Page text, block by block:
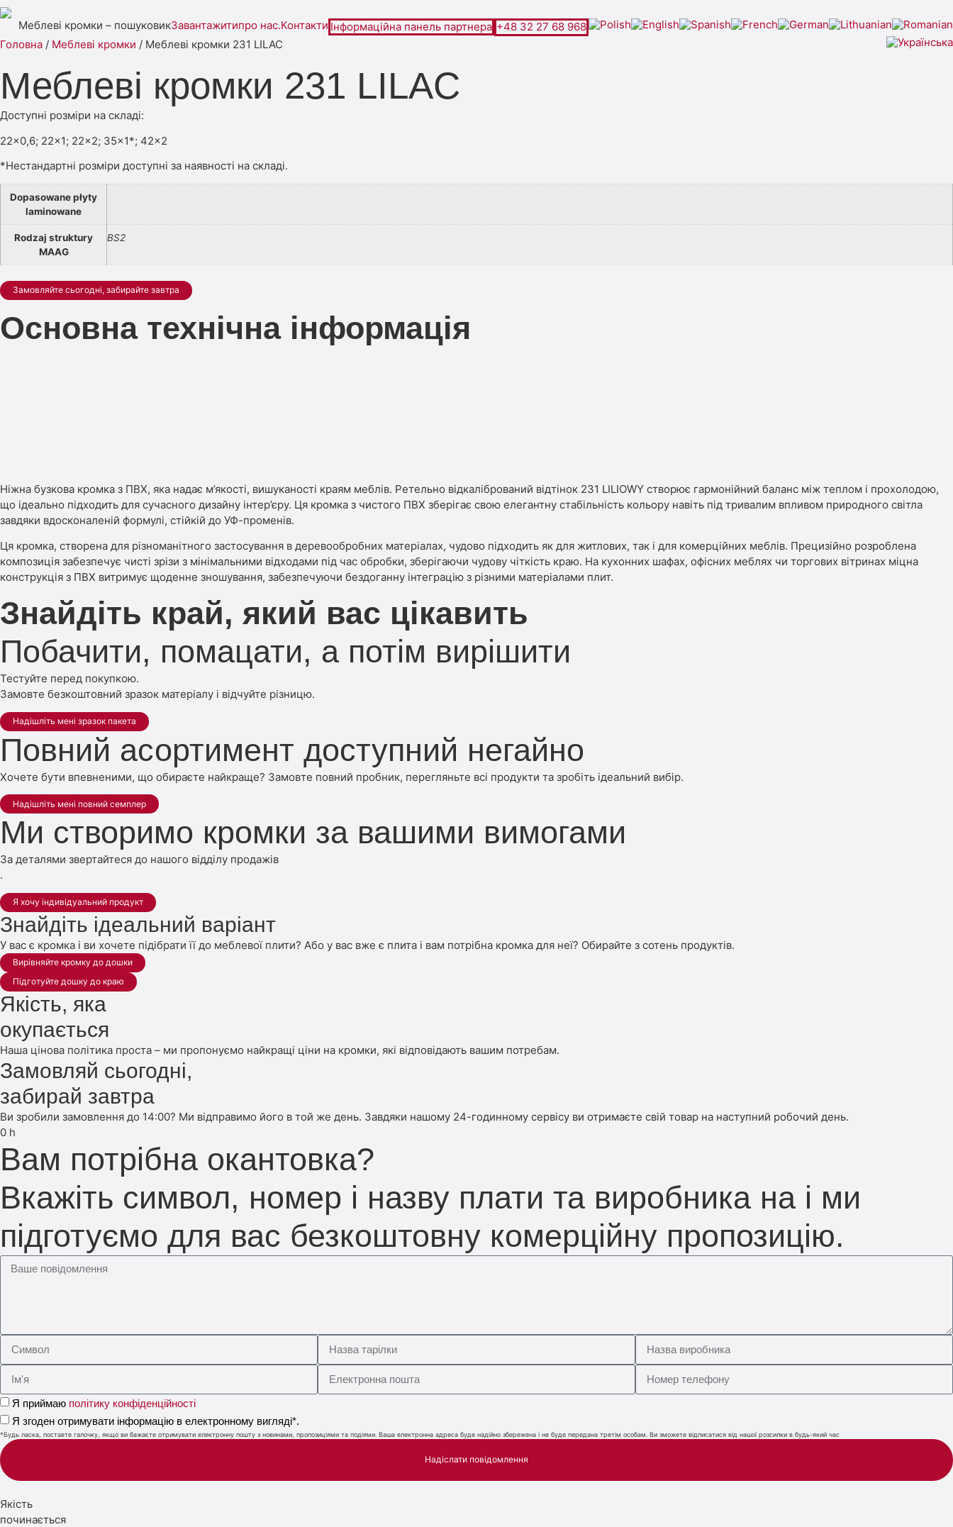
Меблеві кромки – пошуковикЗавантажитипро нас.Контакти Інформаційна панель партнера +48 32 27 68 968
Головна / Меблеві кромки / Меблеві кромки 231 LILAC
Меблеві кромки 231 LILAC
Доступні розміри на складі:
22×0,6; 22×1; 22×2; 35×1*; 42×2
*Нестандартні розміри доступні за наявності на складі.
Dopasowane płyty
laminowane
Rodzaj struktury
MAAG
BS2
Замовляйте сьогодні, забирайте завтра
Основна технічна інформація
Ніжна бузкова кромка з ПВХ, яка надає м’якості, вишуканості краям меблів. Ретельно відкалібрований відтінок 231 LILIOWY створює гармонійний баланс між теплом і прохолодою,
що ідеально підходить для сучасного дизайну інтер’єру. Ця кромка з чистого ПВХ зберігає свою елегантну стабільність кольору навіть під тривалим впливом природного світла
завдяки вдосконаленій формулі, стійкій до УФ-променів.
Ця кромка, створена для різноманітного застосування в деревообробних матеріалах, чудово підходить як для житлових, так і для комерційних меблів. Прецизійно розроблена
композиція забезпечує чисті зрізи з мінімальними відходами під час обробки, зберігаючи чудову чіткість краю. На кухонних шафах, офісних меблях чи торгових вітринах міцна
конструкція з ПВХ витримує щоденне зношування, забезпечуючи бездоганну інтеграцію з різними матеріалами плит.
Знайдіть край, який вас цікавить
Побачити, помацати, а потім вирішити
Тестуйте перед покупкою.
Замовте безкоштовний зразок матеріалу і відчуйте різницю.
Надішліть мені зразок пакета
Повний асортимент доступний негайно
Хочете бути впевненими, що обираєте найкраще? Замовте повний пробник, перегляньте всі продукти та зробіть ідеальний вибір.
Надішліть мені повний семплер
Ми створимо кромки за вашими вимогами
За деталями звертайтеся до нашого відділу продажів
.
Я хочу індивідуальний продукт
Знайдіть ідеальний варіант
У вас є кромка і ви хочете підібрати її до меблевої плити? Або у вас вже є плита і вам потрібна кромка для неї? Обирайте з сотень продуктів.
Вирівняйте кромку до дошки
Підготуйте дошку до краю
Якість, яка
окупається
Наша цінова політика проста – ми пропонуємо найкращі ціни на кромки, які відповідають вашим потребам.
Замовляй сьогодні,
забирай завтра
Ви зробили замовлення до 14:00? Ми відправимо його в той же день. Завдяки нашому 24-годинному сервісу ви отримаєте свій товар на наступний робочий день.
0 h
Вам потрібна окантовка?
Вкажіть символ, номер і назву плати та виробника на і ми
підготуємо для вас безкоштовну комерційну пропозицію.
Я приймаю політику конфіденційності
Я згоден отримувати інформацію в електронному вигляді*.
*Будь ласка, поставте галочку, якщо ви бажаєте отримувати електронну пошту з новинами, пропозиціями та подіями. Ваша електронна адреса буде надійно збережена і не буде передана третім особам. Ви зможете відписатися від нашої розсилки в будь-який час
Надіслати повідомлення
Якість
починається